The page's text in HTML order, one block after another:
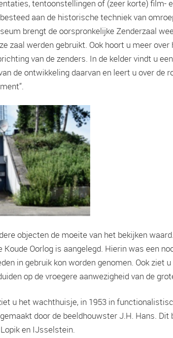
tentoonstellingen of (zeer korte) film-
aan de historische techniek van
brengt de oorspronkelijke Zenderzaal
zaal werden gebruikt. Ook hoort u meer
van de zenders. In de kelder vindt u
de ontwikkeling daarvan en leert u over de
objecten de moeite van het bekijken
Koude Oorlog is aangelegd. Hierin was een
in gebruik kon worden genomen. Ook ziet
op de vroegere aanwezigheid van de
u het wachthuisje, in 1953 in
door de beeldhouwster J.H. Hans.
en IJsselstein.